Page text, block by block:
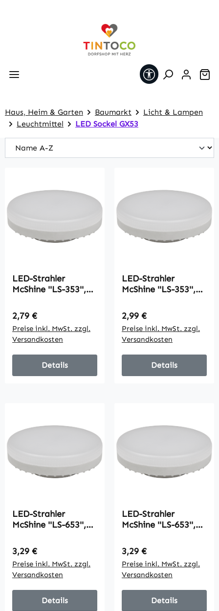
Werkzeugleiste
Haus, Heim & Garten Baumarkt
Licht & Lampen
Leuchtmittel
LED Sockel GX53
LED-Strahler
McShine ''LS-353'',
Ø75x25mm, 120°,
neutralweiß
Regulärer Preis:
2,79 €
Preise inkl. MwSt. zzgl.
Versandkosten
Details
LED-Strahler
McShine ''LS-353'',
Ø75x25mm, 120°,
warmweiß
Regulärer Preis:
2,99 €
Preise inkl. MwSt. zzgl.
Versandkosten
Details
LED-Strahler
McShine ''LS-653'',
Ø75x25mm, 120°,
neutralweiß
Regulärer Preis:
3,29 €
Preise inkl. MwSt. zzgl.
Versandkosten
Details
LED-Strahler
McShine ''LS-653'',
Ø75x25mm, 120°,
warmweiß
Regulärer Preis:
3,29 €
Preise inkl. MwSt. zzgl.
Versandkosten
Details